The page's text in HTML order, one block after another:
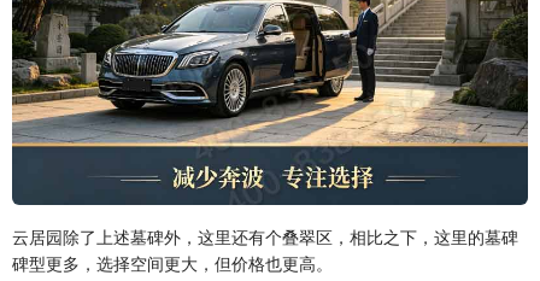
云居园除了上述墓碑外，这里还有个叠翠区，相比之下，这里的墓碑
碑型更多，选择空间更大，但价格也更高。